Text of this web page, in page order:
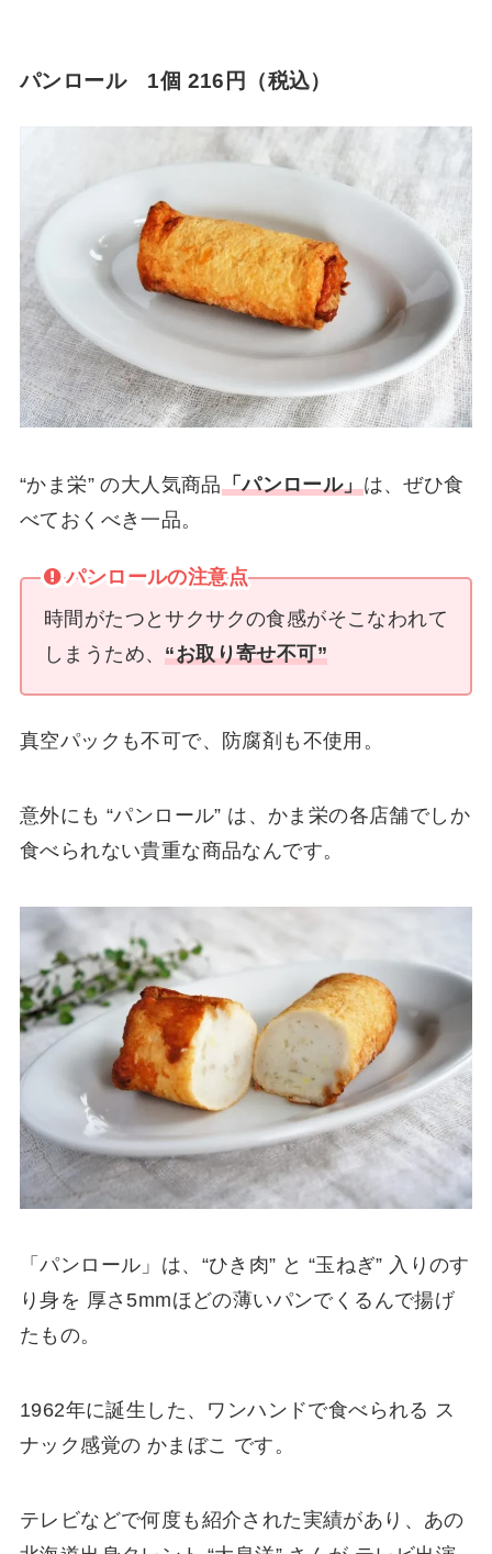
パンロール 1個 216円（税込）
“かま栄” の大人気商品「パンロール」は、ぜひ食
べておくべき一品。
パンロールの注意点
時間がたつとサクサクの食感がそこなわれて
しまうため、“お取り寄せ不可”
真空パックも不可で、防腐剤も不使用。
意外にも “パンロール” は、かま栄の各店舗でしか
食べられない貴重な商品なんです。
「パンロール」は、“ひき肉” と “玉ねぎ” 入りのす
り身を 厚さ5mmほどの薄いパンでくるんで揚げ
たもの。
1962年に誕生した、ワンハンドで食べられる ス
ナック感覚の かまぼこ です。
テレビなどで何度も紹介された実績があり、あの